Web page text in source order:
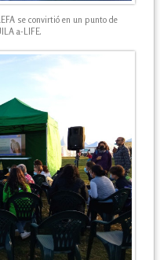
se convirtió en un punto de
a-LIFE.